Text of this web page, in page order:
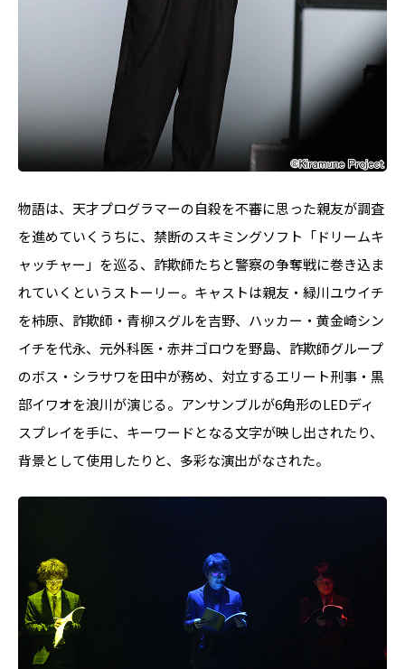
物語は、天才プログラマーの自殺を不審に思った親友が調査
を進めていくうちに、禁断のスキミングソフト「ドリームキ
ャッチャー」を巡る、詐欺師たちと警察の争奪戦に巻き込ま
れていくというストーリー。キャストは親友・緑川ユウイチ
を柿原、詐欺師・青柳スグルを吉野、ハッカー・黄金崎シン
イチを代永、元外科医・赤井ゴロウを野島、詐欺師グループ
のボス・シラサワを田中が務め、対立するエリート刑事・黒
部イワオを浪川が演じる。アンサンブルが6角形のLEDディ
スプレイを手に、キーワードとなる文字が映し出されたり、
背景として使用したりと、多彩な演出がなされた。